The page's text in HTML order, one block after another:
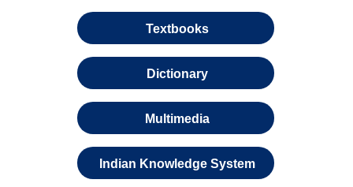
Textbooks
Dictionary
Multimedia
Indian Knowledge System